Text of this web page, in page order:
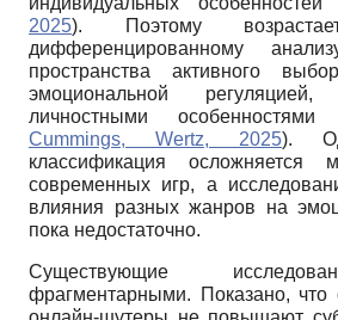
2025). Поэтому
дифференцированному
пространства активного
эмоциональной
личностными
Cummings, Wertz, 2025).
классификация осложняется
современных игр, а
влияния разных жанров на
пока недостаточно.
Существующие
фрагментарными. Показано, что